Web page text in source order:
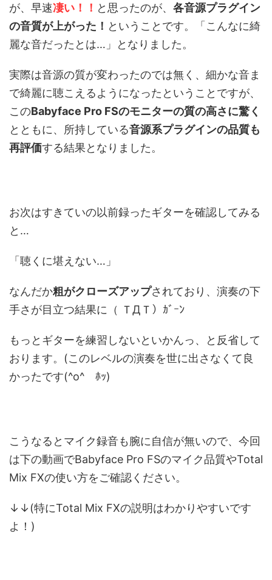
が、早速凄い！！ と思ったのが、 各音源プラグイン
の音質が上がった！ ということです。「こんなに綺
麗な音だったとは…」となりました。
実際は音源の質が変わったのでは無く、細かな音ま
で綺麗に聴こえるようになったということですが、
このBabyface Pro FSのモニターの質の高さに驚く
とともに、所持している音源系プラグインの品質も
再評価する結果となりました。
お次はすきていの以前録ったギターを確認してみる
と…
「聴くに堪えない…」
なんだか粗がクローズアップされており、演奏の下
手さが目立つ結果に（ ＴДＴ）ｶﾞｰﾝ
もっとギターを練習しないといかんっ、と反省して
おります。(このレベルの演奏を世に出さなくて良
かったです(^o^ゞﾎｯ)
こうなるとマイク録音も腕に自信が無いので、今回
は下の動画でBabyface Pro FSのマイク品質やTotal
Mix FXの使い方をご確認ください。
↓↓(特にTotal Mix FXの説明はわかりやすいです
よ！)